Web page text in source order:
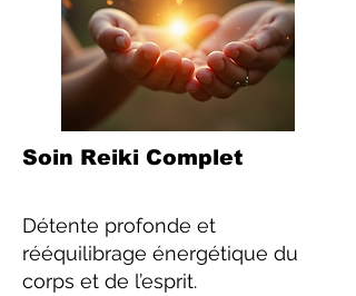
Soin Reiki Complet
Détente profonde et
rééquilibrage énergétique du
corps et de l’esprit.